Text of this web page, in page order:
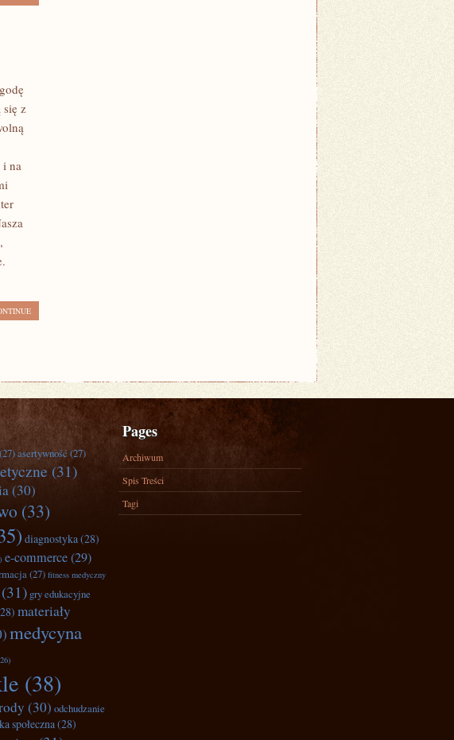
się z
i na
(27)asertywność(27)
(31)
(30)
(33)
diagnostyka(28)
e-commerce(29)
(27) fitness medyczny
(31) gry edukacyjne
materiały
medycyna
(38)
(30) odchudzanie
społeczna(28)
Pages
Archiwum
Spis Treści
Tagi